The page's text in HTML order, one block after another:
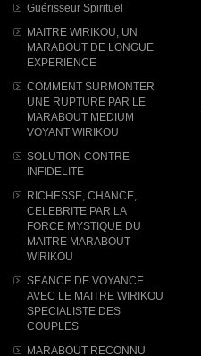
Guérisseur Spirituel
MAITRE WIRIKOU, UN
MARABOUT DE LONGUE
EXPERIENCE
COMMENT SURMONTER
UNE RUPTURE PAR LE
MARABOUT MEDIUM
VOYANT WIRIKOU
SOLUTION CONTRE
INFIDELITE
RICHESSE, CHANCE,
CELEBRITE PAR LA
FORCE MYSTIQUE DU
MAITRE MARABOUT
WIRIKOU
SEANCE DE VOYANCE
AVEC LE MAITRE WIRIKOU
SPECIALISTE DES
COUPLES
MARABOUT RECONNU